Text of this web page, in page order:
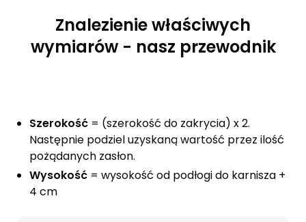
Znalezienie właściwych
wymiarów - nasz przewodnik
Szerokość = (szerokość do zakrycia) x 2.
Następnie podziel uzyskaną wartość przez ilość
pożądanych zasłon.
Wysokość = wysokość od podłogi do karnisza +
4 cm